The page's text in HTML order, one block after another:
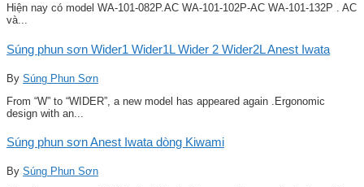
Hiện nay có model WA-101-082P.AC WA-101-102P-AC WA-101-132P . AC
và...
Súng phun sơn Wider1 Wider1L Wider 2 Wider2L Anest Iwata
By Súng Phun Sơn
From “W” to “WIDER”, a new model has appeared again .Ergonomic
design with an...
Súng phun sơn Anest Iwata dòng Kiwami
By Súng Phun Sơn